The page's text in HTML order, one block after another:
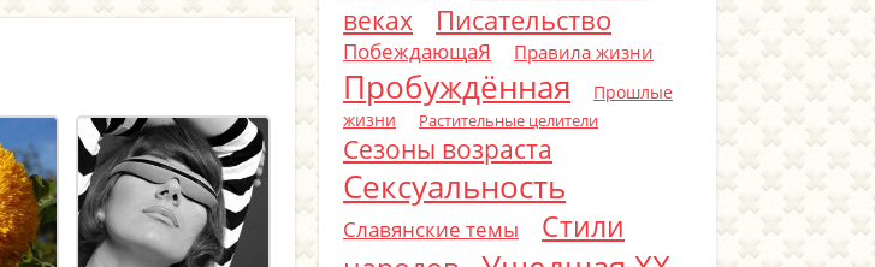
веках
Писательство
ПобеждающаЯ Правила жизни
Пробуждённая
Прошлые
жизни
Растительные целители
Сезоны возраста
Сексуальность
Славянские темы
Стили